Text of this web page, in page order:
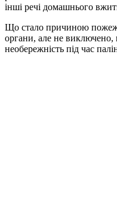
інші речі домашнього
Що стало причиною
органи, але не виключено,
необережність під час